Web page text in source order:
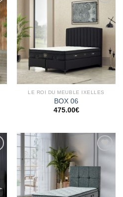
Ajouter
wishlist
LE ROI DU MEUBLE IXELLES
BOX 06
475.00€